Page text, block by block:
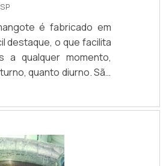
é fabricado em
destaque, o que facilita
quanto diurno. São
aditivado contra raio
causada pelas
de tubulações em
atuando para que
acima do nível da